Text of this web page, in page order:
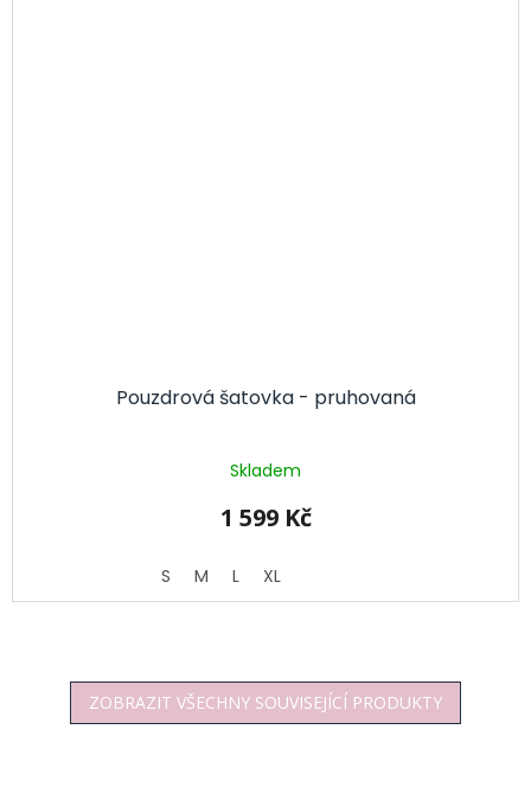
Pouzdrová šatovka - pruhovaná
Skladem
1 599 Kč
S M L XL
ZOBRAZIT VŠECHNY SOUVISEJÍCÍ PRODUKTY